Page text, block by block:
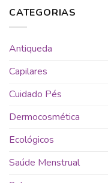
CATEGORIAS
Antiqueda
Capilares
Cuidado Pés
Dermocosmética
Ecológicos
Saúde Menstrual